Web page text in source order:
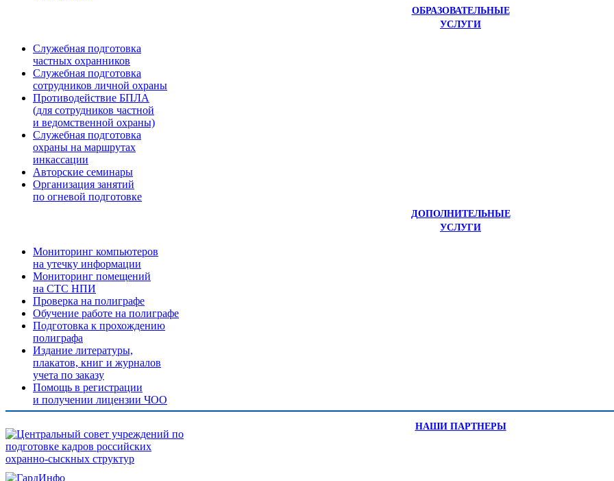
ОБРАЗОВАТЕЛЬНЫЕ
УСЛУГИ
Служебная подготовка
частных охранников
Служебная подготовка
сотрудников личной охраны
Противодействие БПЛА
(для сотрудников частной
и ведомственной охраны)
Служебная подготовка
охраны на маршрутах
инкассации
Авторские семинары
Организация занятий
по огневой подготовке
ДОПОЛНИТЕЛЬНЫЕ
УСЛУГИ
Мониторинг компьютеров
на утечку информации
Мониторинг помещений
на СТС НПИ
Проверка на полиграфе
Обучение работе на полиграфе
Подготовка к прохождению
полиграфа
Издание литературы,
плакатов, книг и журналов
учета по заказу
Помощь в регистрации
и получении лицензии ЧОО
НАШИ ПАРТНЕРЫ